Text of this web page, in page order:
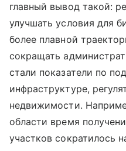
главный вывод такой:
улучшать условия для
более плавной
сокращать
стали показатели по
инфраструктуре,
недвижимости.
области время
участков сократилось